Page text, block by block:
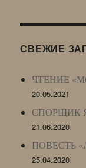
LJ
СВЕЖИЕ
ЧТЕНИЕ
20.05.2021
СПОРЩИК
21.06.2020
ПОВЕСТЬ
25.04.2020